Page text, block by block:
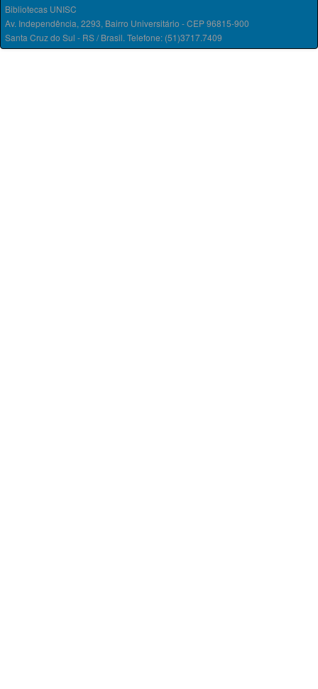
Bibliotecas UNISC
Av. Independência, 2293, Bairro Universitário - CEP 96815-900
Santa Cruz do Sul - RS / Brasil. Telefone: (51)3717.7409